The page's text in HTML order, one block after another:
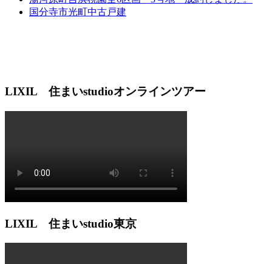
国分寺市光町中古戸建
LIXIL 住まいstudioオンラインツアー
LIXIL 住まいstudio東京